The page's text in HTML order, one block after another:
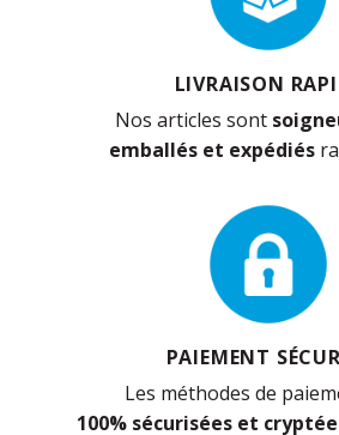
LIVRAISON
Nos articles sont
emballés et expédiés
PAIEMENT
Les méthodes de
100% sécurisées et